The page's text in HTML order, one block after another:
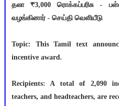
தலா ₹3,000 ரொக்கப்பரிசு -
வழங்கினார் - செய்தி வெளியீடு
Topic: This Tamil text
incentive award.
Recipients: A total of 2,090
teachers, and headteachers, are